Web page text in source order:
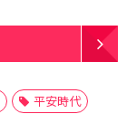
平安時代